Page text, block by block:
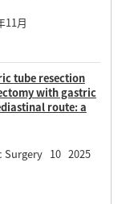
月
tube resection
with gastric
route: a
Surgery 10 2025